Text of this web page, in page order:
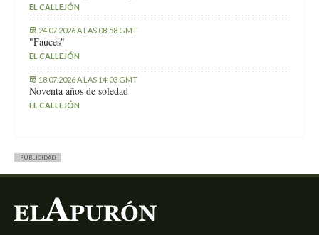
EL CALLEJÓN
24.07.2026 A LAS 08:58 GMT
"Fauces"
EL CALLEJÓN
18.07.2026 A LAS 14:03 GMT
Noventa años de soledad
EL CALLEJÓN
PUBLICIDAD